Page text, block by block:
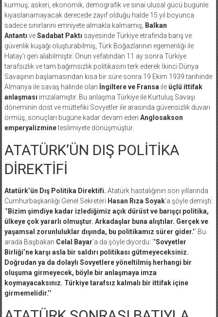
kurmuş; askeri, ekonomik, demografik ve sınai ulusal gücü bugünle
kıyaslanamayacak derecede zayıf olduğu halde 15 yıl boyunca
sadece sınırlarını emniyete almakla kalmamış, Balkan
Antantı veSadabat Paktı sayesinde Türkiye etrafında barış ve
güvenlik kuşağı oluşturabilmiş, Türk Boğazlarının egemenliği ile
Hatay’ı geri alabilmiştir. Onun vefatından 11 ay sonra Türkiye
tarafsızlık ve tam bağımsızlık politikasını terk ederek İkinci Dünya
Savaşının başlamasından kısa bir süre sonra 19 Ekim 1939 tarihinde
Almanya ile savaş halinde olan İngiltere ve Fransa ile üçlü ittifak
anlaşması imzalamıştır. Bu anlaşma Türkiye ile Kurtuluş Savaşı
döneminin dost ve müttefiki Sovyetler ile arasında güvensizlik duvarı
örmüş, sonuçları bugüne kadar devam eden Anglosakson
emperyalizmineteslimiyete dönüşmüştür.
ATATÜRK’ÜN DIŞ POLİTİKA
DİREKTİFİ
Atatürk’ün Dış Politika Direktifi. Atatürk hastalığının son yıllarında
Cumhurbaşkanlığı Genel Sekreteri Hasan Rıza Soyak’a şöyle demişti:
‘’Bizim şimdiye kadar izlediğimiz açık dürüst ve barışçı politika,
ülkeye çok yararlı olmuştur. Arkadaşlar buna alıştılar. Gerçek ve
yaşamsal zorunluluklar dışında, bu politikamız sürer gider.’’ Bu
arada Başbakan Celal Bayar’a da şöyle diyordu: ‘’Sovyetler
Birliği’ne karşı asla bir saldırı politikası gütmeyeceksiniz.
Doğrudan ya da dolaylı Sovyetlere yöneltilmiş herhangi bir
oluşuma girmeyecek, böyle bir anlaşmaya imza
koymayacaksınız. Türkiye tarafsız kalmalı bir ittifak içine
girmemelidir.’’